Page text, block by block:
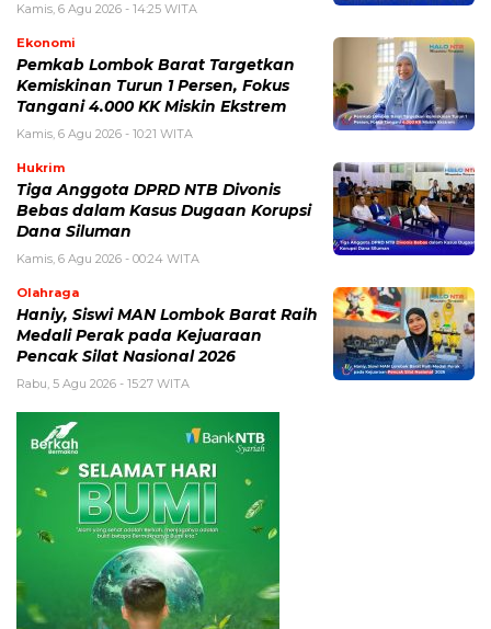
Kamis, 6 Agu 2026 - 14:25 WITA
Ekonomi
Pemkab Lombok Barat Targetkan
Kemiskinan Turun 1 Persen, Fokus
Tangani 4.000 KK Miskin Ekstrem
Kamis, 6 Agu 2026 - 10:21 WITA
Hukrim
Tiga Anggota DPRD NTB Divonis
Bebas dalam Kasus Dugaan Korupsi
Dana Siluman
Kamis, 6 Agu 2026 - 00:24 WITA
Olahraga
Haniy, Siswi MAN Lombok Barat Raih
Medali Perak pada Kejuaraan
Pencak Silat Nasional 2026
Rabu, 5 Agu 2026 - 15:27 WITA